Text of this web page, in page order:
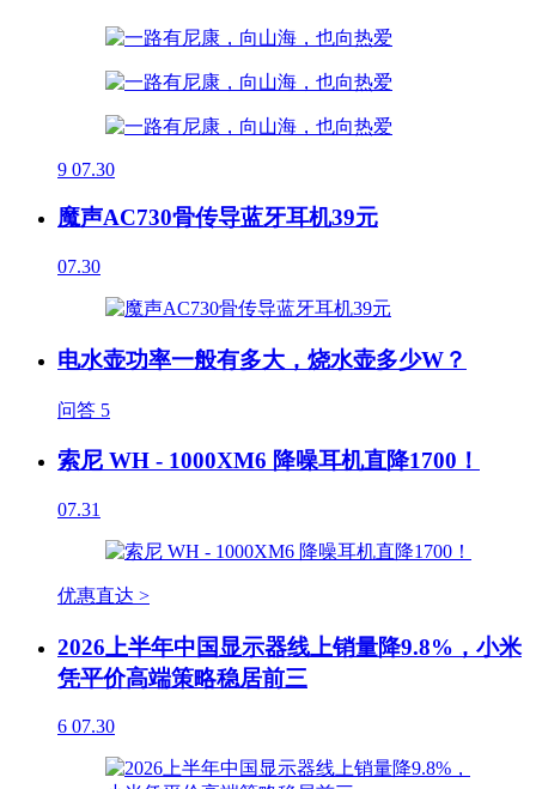
9 07.30
魔声AC730骨传导蓝牙耳机39元
07.30
电水壶功率一般有多大，烧水壶多少W？
问答 5
索尼 WH - 1000XM6 降噪耳机直降1700！
07.31
优惠直达 >
2026上半年中国显示器线上销量降9.8%，小米
凭平价高端策略稳居前三
6 07.30